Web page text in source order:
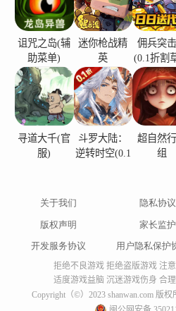
诅咒之岛(辅
助菜单)
迷你枪战精
英
佣兵突
(0.1折割
费版)
寻道大千(官
服)
斗罗大陆：
逆转时空(0.1
超自然
组
关于我们 隐私协议
版权声明
家长监护
开发服务协议
用户隐私保护
拒绝不良游戏 拒绝盗版游戏 注
适度游戏益脑 沉迷游戏伤身 合
Copyright（©）2023 shanwan.com 版权